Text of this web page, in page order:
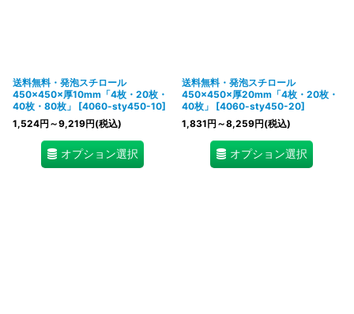
送料無料・発泡スチロール
450×450×厚10mm「4枚・20枚・
40枚・80枚」
[4060-sty450-10]
1,524円 ～9,219円(税込)
オプション選択
送料無料・発泡スチロール
450×450×厚20mm「4枚・20枚・
40枚」
[4060-sty450-20]
1,831円 ～8,259円(税込)
オプション選択